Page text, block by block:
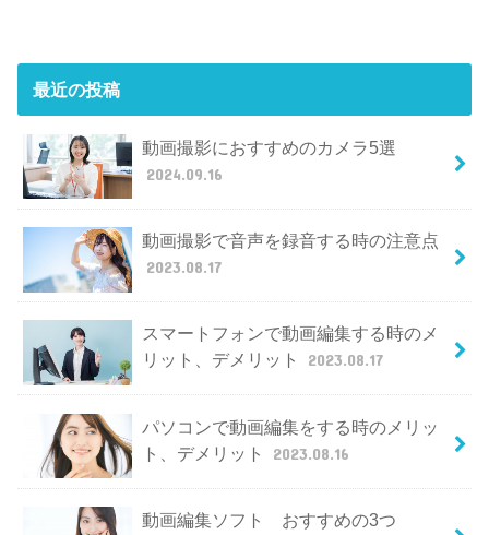
最近の投稿
動画撮影におすすめのカメラ5選
2024.09.16
動画撮影で音声を録音する時の注意点
2023.08.17
スマートフォンで動画編集する時のメ
リット、デメリット
2023.08.17
パソコンで動画編集をする時のメリッ
ト、デメリット
2023.08.16
動画編集ソフト おすすめの3つ